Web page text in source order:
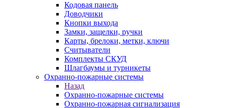
Кодовая панель
Доводчики
Кнопки выхода
Замки, защелки, ручки
Карты, брелоки, метки, ключи
Считыватели
Комплекты СКУД
Шлагбаумы и турникеты
Охранно-пожарные системы
Назад
Охранно-пожарные системы
Охранно-пожарная сигнализация